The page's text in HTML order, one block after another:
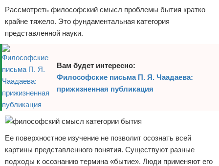
Рассмотреть философский смысл проблемы бытия кратко
крайне тяжело. Это фундаментальная категория
представленной науки.
Вам будет интересно:
Философские письма П. Я. Чаадаева:
прижизненная публикация
Ее поверхностное изучение не позволит осознать всей
картины представленного понятия. Существуют разные
подходы к осознанию термина «бытие». Люди применяют его